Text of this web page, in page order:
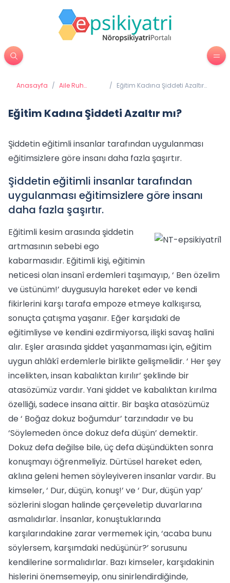
Anasayfa / Aile Ruh
/ Eğitim Kadına Şiddeti Azaltır
Eğitim Kadına Şiddeti Azaltır mı?
Şiddetin eğitimli insanlar tarafından uygulanması
eğitimsizlere göre insanı daha fazla şaşırtır.
Şiddetin eğitimli insanlar tarafından
uygulanması eğitimsizlere göre insanı
daha fazla şaşırtır.
Eğitimli kesim arasında şiddetin
artmasının sebebi ego
kabarmasıdır. Eğitimli kişi, eğitimin
neticesi olan insanî erdemleri taşımayıp, ‘ Ben özelim
ve üstünüm!’ duygusuyla hareket eder ve kendi
fikirlerini karşı tarafa empoze etmeye kalkışırsa,
sonuçta çatışma yaşanır. Eğer karşıdaki de
eğitimliyse ve kendini ezdirmiyorsa, ilişki savaş halini
alır. Eşler arasında şiddet yaşanmaması için, eğitim
uygun ahlâkî erdemlerle birlikte gelişmelidir. ‘ Her şey
incelikten, insan kabalıktan kırılır’ şeklinde bir
atasözümüz vardır. Yani şiddet ve kabalıktan kırılma
özelliği, sadece insana aittir. Bir başka atasözümüz
de ‘ Boğaz dokuz boğumdur’ tarzındadır ve bu
‘Söylemeden önce dokuz defa düşün’ demektir.
Dokuz defa değilse bile, üç defa düşündükten sonra
konuşmayı öğrenmeliyiz. Dürtüsel hareket eden,
aklına geleni hemen söyleyiveren insanlar vardır. Bu
kimseler, ‘ Dur, düşün, konuş!’ ve ‘ Dur, düşün yap’
sözlerini slogan halinde çerçeveletip duvarlarına
asmalıdırlar. İnsanlar, konuştuklarında
karşılarındakine zarar vermemek için, ‘acaba bunu
söylersem, karşımdaki nedüşünür?’ sorusunu
kendilerine sormalıdırlar. Bazı kimseler, karşıdakinin
hislerini önemsemeyip, onu sinirlendirdiğinde,